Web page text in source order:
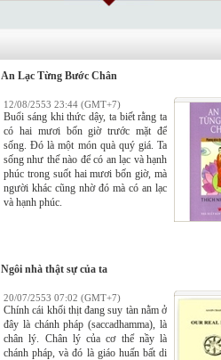
An Lạc Từng Bước Chân
12/08/2553 23:44 (GMT+7)
Buổi sáng khi thức dậy, ta biết rằng ta
có hai mươi bốn giờ trước mặt để
sống. Đó là một món quà quý giá. Ta
sống như thế nào để có an lạc và hạnh
phúc trong suốt hai mươi bốn giờ, mà
người khác cũng nhờ đó mà có an lạc
và hạnh phúc.
Ngôi nhà thật sự của ta
20/07/2553 07:02 (GMT+7)
Chính cái khối thịt đang suy tàn nằm ở
đây là chánh pháp (saccadhamma), là
chân lý. Chân lý của cơ thể nầy là
chánh pháp, và đó là giáo huấn bất di